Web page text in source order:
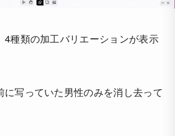
4種類の加工バリエーションが表示
に写っていた男性のみを消し去って